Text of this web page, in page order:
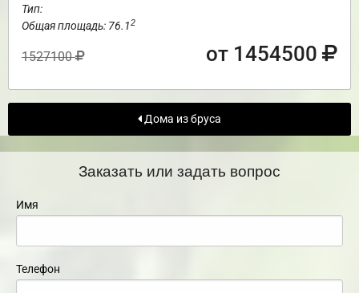
Тип:
Общая площадь: 76.12
1527100 от 1454500
Дома из бруса
Заказать или задать вопрос
Имя
Телефон